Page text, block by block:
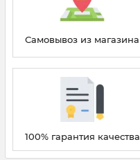
Самовывоз из магазина
100% гарантия качества